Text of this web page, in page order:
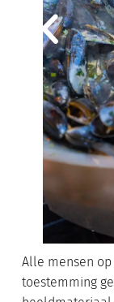
Alle mensen
toestemming